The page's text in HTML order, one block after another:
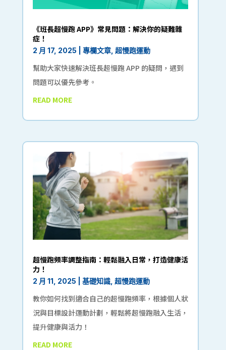
《班長超慢跑 APP》常見問題：解決你的疑難雜
症！
2 月 17, 2025 專欄文章, 超慢跑運動
幫助大家快速解決班長超慢跑 APP 的疑問，遇到
問題可以優先參考。
READ MORE
超慢跑頻率調整指南：輕鬆融入日常，打造健康活
力！
2 月 11, 2025 基礎知識, 超慢跑運動
教你如何找到適合自己的超慢跑頻率，根據個人狀
況與目標設計運動計劃，輕鬆將超慢跑融入生活，
提升健康與活力！
READ MORE